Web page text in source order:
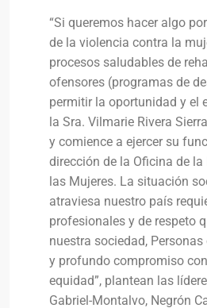
“Si queremos hacer algo
de la violencia contra la
procesos saludables de
ofensores (programas de
permitir la oportunidad y el
la Sra. Vilmarie Rivera
y comience a ejercer su
dirección de la Oficina de la
las Mujeres. La situación
atraviesa nuestro país
profesionales y de respeto
nuestra sociedad,
y profundo compromiso
equidad”, plantean las
Gabriel-Montalvo, Negrón